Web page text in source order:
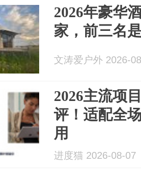
2026年豪华
家，前三名
文涛爱户外 2026-
2026主流项
评！适配全
用
进度猫 2026-08-07